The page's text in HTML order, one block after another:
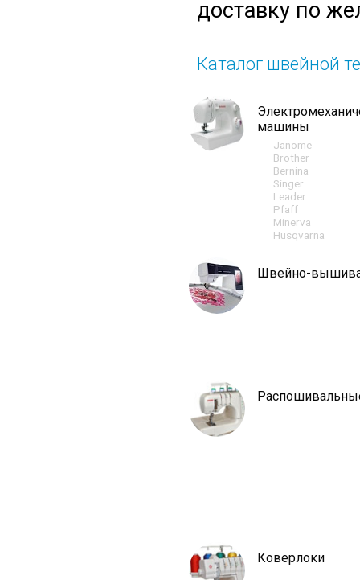
доставку по
Каталог швейной
машины
Janome
Brother
Bernina
Singer
Leader
Pfaff
Minerva
Husqvarna
Швейно-
Коверлоки